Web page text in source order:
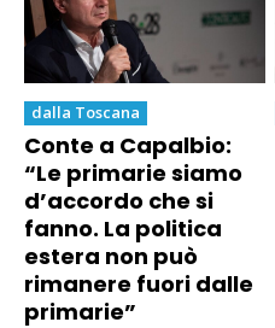
dalla Toscana
Conte a Capalbio:
“Le primarie siamo
d’accordo che si
fanno. La politica
estera non può
rimanere fuori dalle
primarie”